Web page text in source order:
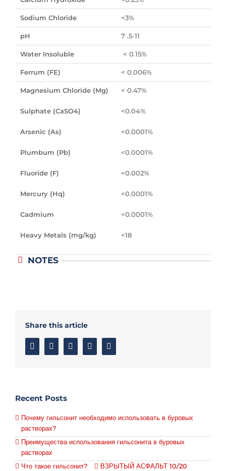
Sodium Chloride <3%
pH 7 .5-11
Water Insoluble < 0.15%
Ferrum (FE) < 0.006%
Magnesium Chloride (Mg)
Sulphate (CaSO4)
Arsenic (As)
Plumbum (Pb)
Fluoride (F)
Mercury (Hq)
Cadmium
Heavy Metals (mg/kg)
< 0.47%
<0.04%
<0.0001%
<0.0001%
<0.002%
<0.0001%
<0.0001%
<18
NOTES
Share this article
FacebookTwitter LinkedinGoogle+
Recent Posts
Почему гильсонит необходимо использовать в буровых
растворах?
Преимущества использования гильсонита в буровых
растворах
Что такое гильсонит?
ВЗРЫТЫЙ АСФАЛЬТ 10/20